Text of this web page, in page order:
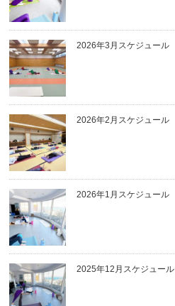
2026年3月スケジュール
2026年2月スケジュール
2026年1月スケジュール
2025年12月スケジュール